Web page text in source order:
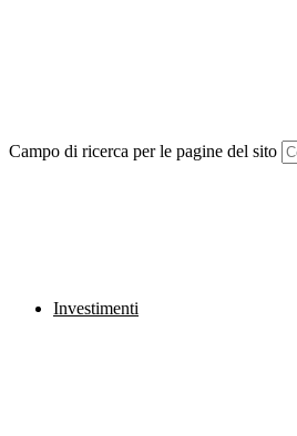
Campo di ricerca per le pagine del sito
Investimenti